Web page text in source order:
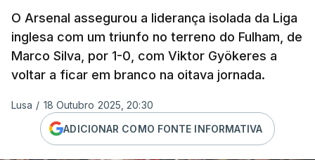
O Arsenal assegurou a liderança isolada da Liga
inglesa com um triunfo no terreno do Fulham, de
Marco Silva, por 1-0, com Viktor Gyökeres a
voltar a ficar em branco na oitava jornada.
Lusa / 18 Outubro 2025, 20:30
ADICIONAR COMO FONTE INFORMATIVA